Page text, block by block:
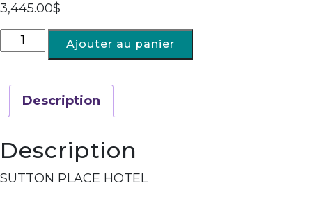
3,445.00$
Ajouter au panier
Description
Description
SUTTON PLACE HOTEL